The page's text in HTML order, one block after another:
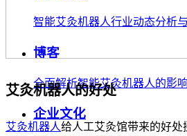
智能艾灸机器人行业动态分析
博客
全面解析智能艾灸机器人的影
企业文化
艾灸机器人的好处
艾灸机器人给人工艾灸馆带来的好